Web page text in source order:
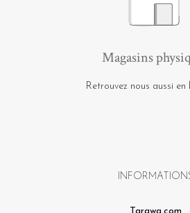
Magasins
Retrouvez nous aussi en
Tarawa.com